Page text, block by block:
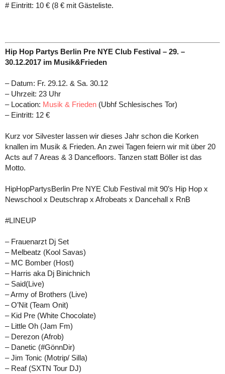
# Eintritt: 10 € (8 € mit Gästeliste.
Hip Hop Partys Berlin Pre NYE Club Festival – 29. –
30.12.2017 im Musik&Frieden
– Datum: Fr. 29.12. & Sa. 30.12
– Uhrzeit: 23 Uhr
– Location: Musik & Frieden (Ubhf Schlesisches Tor)
– Eintritt: 12 €
Kurz vor Silvester lassen wir dieses Jahr schon die Korken
knallen im Musik & Frieden. An zwei Tagen feiern wir mit über 20
Acts auf 7 Areas & 3 Dancefloors. Tanzen statt Böller ist das
Motto.
HipHopPartysBerlin Pre NYE Club Festival mit 90’s Hip Hop x
Newschool x Deutschrap x Afrobeats x Dancehall x RnB
#LINEUP
– Frauenarzt Dj Set
– Melbeatz (Kool Savas)
– MC Bomber (Host)
– Harris aka Dj Binichnich
– Said(Live)
– Army of Brothers (Live)
– O’Nit (Team Onit)
– Kid Pre (White Chocolate)
– Little Oh (Jam Fm)
– Derezon (Afrob)
– Danetic (#GönnDir)
– Jim Tonic (Motrip/ Silla)
– Reaf (SXTN Tour DJ)